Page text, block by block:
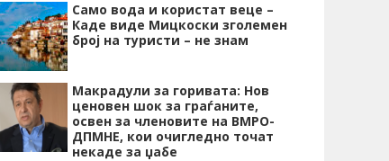
Само вода и користат веце –
Каде виде Мицкоски зголемен
број на туристи – не знам
Макрадули за горивата: Нов
ценовен шок за граѓаните,
освен за членовите на ВМРО-
ДПМНЕ, кои очигледно точат
некаде за џабе